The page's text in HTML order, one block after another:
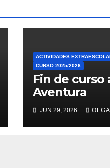
ACTIVIDADES
CURSO 2025/2026
Fin de curso
Aventura
JUN 29, 2026